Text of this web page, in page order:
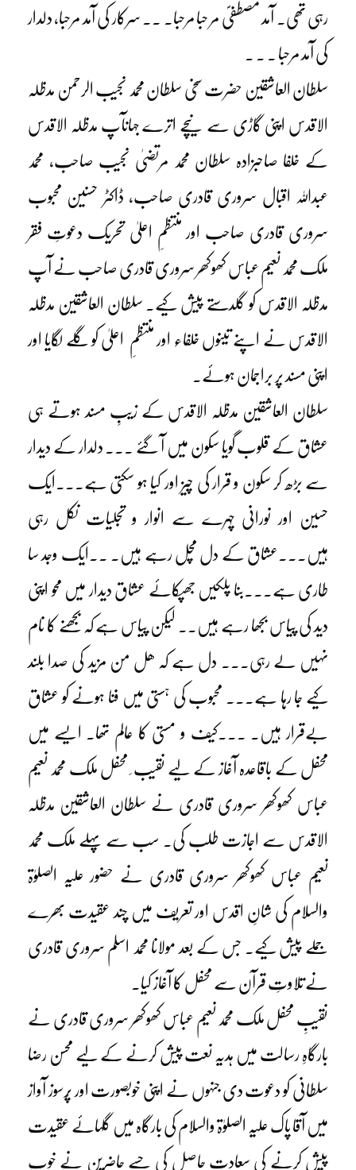
رہی تھی۔ آمد مصطفیؐ مر حبا مرحبا۔ ۔۔ سرکار کی آمد مرحبا، دلدار
کی آمد مرحبا ۔ ۔ ۔
سلطان العاشقین حضرت سخی سلطان محمد نجیب الرحمن مدظلہ
الاقدس اپنی گاڑی سے نیچے اترے جہاںآپ مدظلہ الاقدس
کے خلفا صاحبزادہ سلطان محمد مرتضیٰ نجیب صاحب، محمد
عبداللہ اقبال سروری قادری صاحب، ڈاکٹر حسنین محبوب
سروری قادری صاحب اور منتظمِ اعلیٰ تحریک دعوتِ فقر
ملک محمد نعیم عباس کھوکھر سروری قادری صاحب نے آپ
مدظلہ الاقدس کو گلدستے پیش کیے۔ سلطان العاشقین مدظلہ
الاقدس نے اپنے تینوں خلفاء اور منتظمِ اعلیٰ کو گلے لگایا اور
اپنی مسند پر براجمان ہوئے۔
سلطان العاشقین مدظلہ الاقدس کے زیبِ مسند ہوتے ہی
عشاق کے قلوب گویا سکون میں آ گئے ۔۔۔ دلدار کے دیدار
سے بڑھ کر سکون و قرار کی چیز اور کیا ہو سکتی ہے۔۔۔ایک
حسین اور نورانی چہرے سے انوار و تجلیات نکل رہی
ہیں۔۔۔عشاق کے دل مچل رہے ہیں۔ ۔۔ایک وجد سا
طاری ہے۔۔۔بنا پلکیں جھپکائے عشاق دیدار میں محو اپنی
دید کی پیاس بجھا رہے ہیں۔۔ لیکن پیاس ہے کہ بجھنے کا نام
نہیں لے رہی۔۔۔ دل ہے کہ ھل من مزید کی صدا بلند
کیے جا رہا ہے۔۔۔ محبوب کی ہستی میں فنا ہونے کو عشاق
بےقرار ہیں۔ ۔۔۔کیف و مستی کا عالم تھا۔ ایسے میں
محفل کے باقاعدہ آغاز کے لیے نقیب ِ محفل ملک محمد نعیم
عباس کھوکھر سروری قادری نے سلطان العاشقین مدظلہ
الاقدس سے اجازت طلب کی۔ سب سے پہلے ملک محمد
نعیم عباس کھوکھر سروری قادری نے حضور علیہ الصلوٰۃ
والسلام کی شانِ اقدس اور تعریف میں چند عقیدت بھرے
جملے پیش کیے۔ جس کے بعد مولانا محمد اسلم سروری قادری
نے تلاوتِ قرآن سے محفل کا آغاز کیا۔
نقیبِ محفل ملک محمد نعیم عباس کھوکھر سروری قادری نے
بارگاہِ رسالت میں ہدیہ نعت پیش کرنے کے لیے محسن رضا
سلطانی کو دعوت دی جنہوں نے اپنی خوبصورت اور پُرسوز آواز
میں آقا پاک علیہ الصلوٰۃ والسلام کی بارگاہ میں گلہائے عقیدت
پیش کرنے کی سعادت حاصل کی جسے حاضرین نے خوب